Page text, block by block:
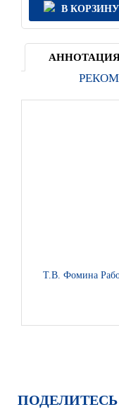
В КОРЗИНУ
Т.В. Фомина